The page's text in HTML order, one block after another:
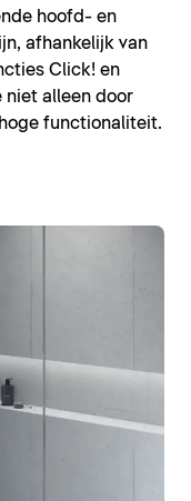
hoofd- en
afhankelijk van
Click! en
niet alleen door
functionaliteit.